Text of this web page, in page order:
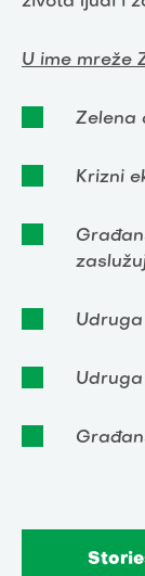
U ime mreže
Zelena
Krizni
Udruga